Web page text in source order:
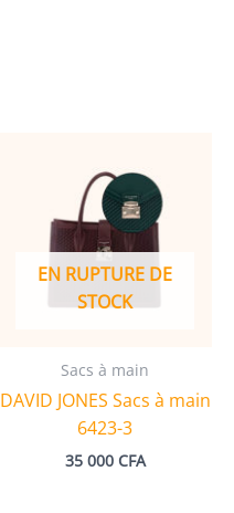
EN RUPTURE DE
STOCK
Sacs à main
DAVID JONES Sacs à main
6423-3
35 000 CFA